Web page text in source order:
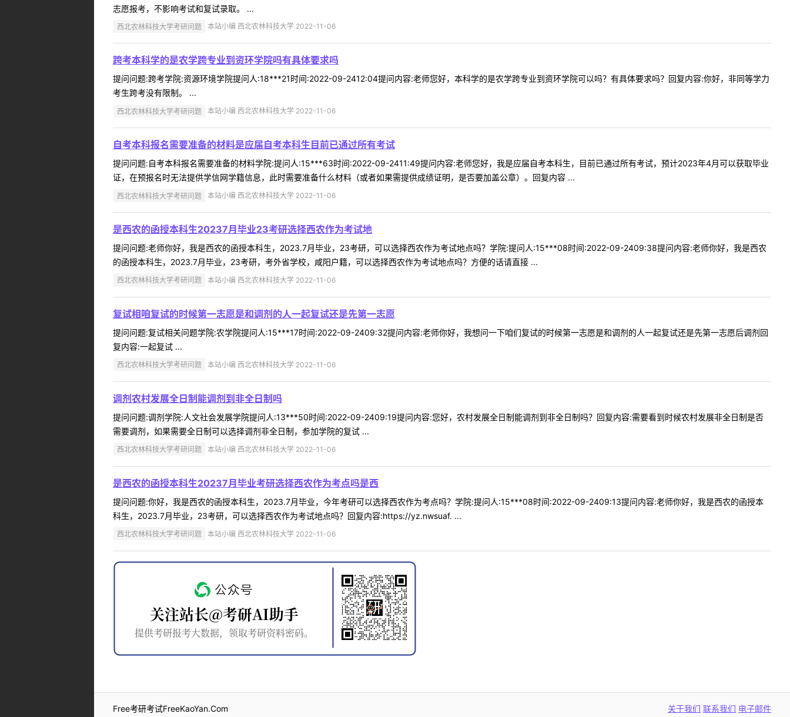
志愿报考，不影响考试和复试录取。 ...
西北农林科技大学考研问题 本站小编 西北农林科技大学 2022-11-06
跨考本科学的是农学跨专业到资环学院吗有具体要求吗
提问问题:跨考学院:资源环境学院提问人:18***21时间:2022-09-2412:04提问内容:老师您好，本科学的是农学跨专业到资环学院可以吗？有具体要求吗？回复内容:你好，非同等学力
考生跨考没有限制。 ...
西北农林科技大学考研问题 本站小编 西北农林科技大学 2022-11-06
自考本科报名需要准备的材料是应届自考本科生目前已通过所有考试
提问问题:自考本科报名需要准备的材料学院:提问人:15***63时间:2022-09-2411:49提问内容:老师您好，我是应届自考本科生，目前已通过所有考试，预计2023年4月可以获取毕业
证，在预报名时无法提供学信网学籍信息，此时需要准备什么材料（或者如果需提供成绩证明，是否要加盖公章）。回复内容 ...
西北农林科技大学考研问题 本站小编 西北农林科技大学 2022-11-06
是西农的函授本科生20237月毕业23考研选择西农作为考试地
提问问题:老师你好，我是西农的函授本科生，2023.7月毕业，23考研，可以选择西农作为考试地点吗？学院:提问人:15***08时间:2022-09-2409:38提问内容:老师你好，我是西农
的函授本科生，2023.7月毕业，23考研，考外省学校，咸阳户籍，可以选择西农作为考试地点吗？方便的话请直接 ...
西北农林科技大学考研问题 本站小编 西北农林科技大学 2022-11-06
复试相咱复试的时候第一志愿是和调剂的人一起复试还是先第一志愿
提问问题:复试相关问题学院:农学院提问人:15***17时间:2022-09-2409:32提问内容:老师你好，我想问一下咱们复试的时候第一志愿是和调剂的人一起复试还是先第一志愿后调剂回
复内容:一起复试 ...
西北农林科技大学考研问题 本站小编 西北农林科技大学 2022-11-06
调剂农村发展全日制能调剂到非全日制吗
提问问题:调剂学院:人文社会发展学院提问人:13***50时间:2022-09-2409:19提问内容:您好，农村发展全日制能调剂到非全日制吗？回复内容:需要看到时候农村发展非全日制是否
需要调剂，如果需要全日制可以选择调剂非全日制，参加学院的复试 ...
西北农林科技大学考研问题 本站小编 西北农林科技大学 2022-11-06
是西农的函授本科生20237月毕业考研选择西农作为考点吗是西
提问问题:你好，我是西农的函授本科生，2023.7月毕业，今年考研可以选择西农作为考点吗？学院:提问人:15***08时间:2022-09-2409:13提问内容:老师你好，我是西农的函授本
科生，2023.7月毕业，23考研，可以选择西农作为考试地点吗？回复内容:https://yz.nwsuaf. ...
西北农林科技大学考研问题 本站小编 西北农林科技大学 2022-11-06
Free考研考试FreeKaoYan.Com
关于我们 联系我们 电子邮件